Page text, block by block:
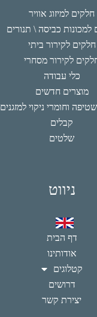
חלקים למיזוג אוויר
למכונות כביסה \ תנורים
חלקים לקירור ביתי
לקירור מסחרי
כלי עבודה
מוצרים חדשים
וחומרי ניקוי למזגנים
קבלים
שלטים
ניווט
דף הבית
אודותינו
קטלוגים
דרושים
יצירת קשר